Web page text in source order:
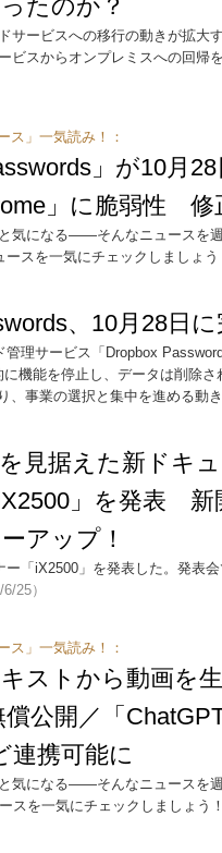
たのか？
サービスへの移行の動きが拡大
ビスからオンプレミスへの回帰
ス」一気読み！：
」が10月
」に脆弱性 修
気になる――そんなニュースを
スを一気にチェックしましょう
、10月28日
管理サービス「Dropbox
機能を停止し、データは削除
、事業の選択と集中を進める動
見据えた新ドキ
iX2500」を発表
アップ！
「iX2500」を発表した。発表
6/25）
ス」一気読み！：
ストから動画を
償公開／「
連携可能に
気になる――そんなニュースを
スを一気にチェックしましょう